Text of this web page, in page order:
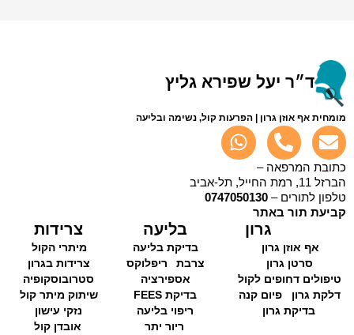
ד״ר יעל שפירא גליץ
מומחית אף אוזן גרון | הפרעות קול, נשימה ובליעה
כתובת המרפאה –
הברזל 11, רמת החייל, תל-אביב
טלפון לתורים – 0747050130
קביעת תור באתר
גרון
אף אוזן גרון
סרטן גרון
טיפולים דחופים לקול
דלקת גרון
פיום קנה
בדיקת גרון
בליעה
בדיקת בליעה
צרבת
ריפלוקס
אספירציה
בדיקת FEES
ריפוי בליעה
ריור יתר
צרידות
מיתרי הקול
צרידות בגרון
סטרובוסקופיה
שיתוק מיתר קול
נזקי עישון
אובדן קול